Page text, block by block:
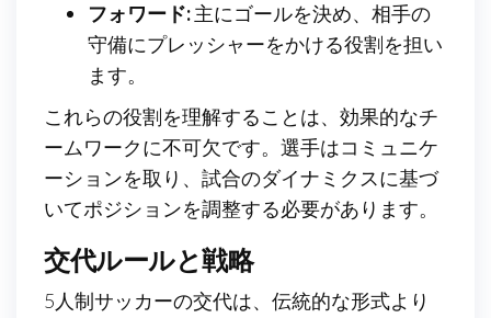
フォワード:主にゴールを決め、相手の
守備にプレッシャーをかける役割を担い
ます。
これらの役割を理解することは、効果的なチ
ームワークに不可欠です。選手はコミュニケ
ーションを取り、試合のダイナミクスに基づ
いてポジションを調整する必要があります。
交代ルールと戦略
5人制サッカーの交代は、伝統的な形式より